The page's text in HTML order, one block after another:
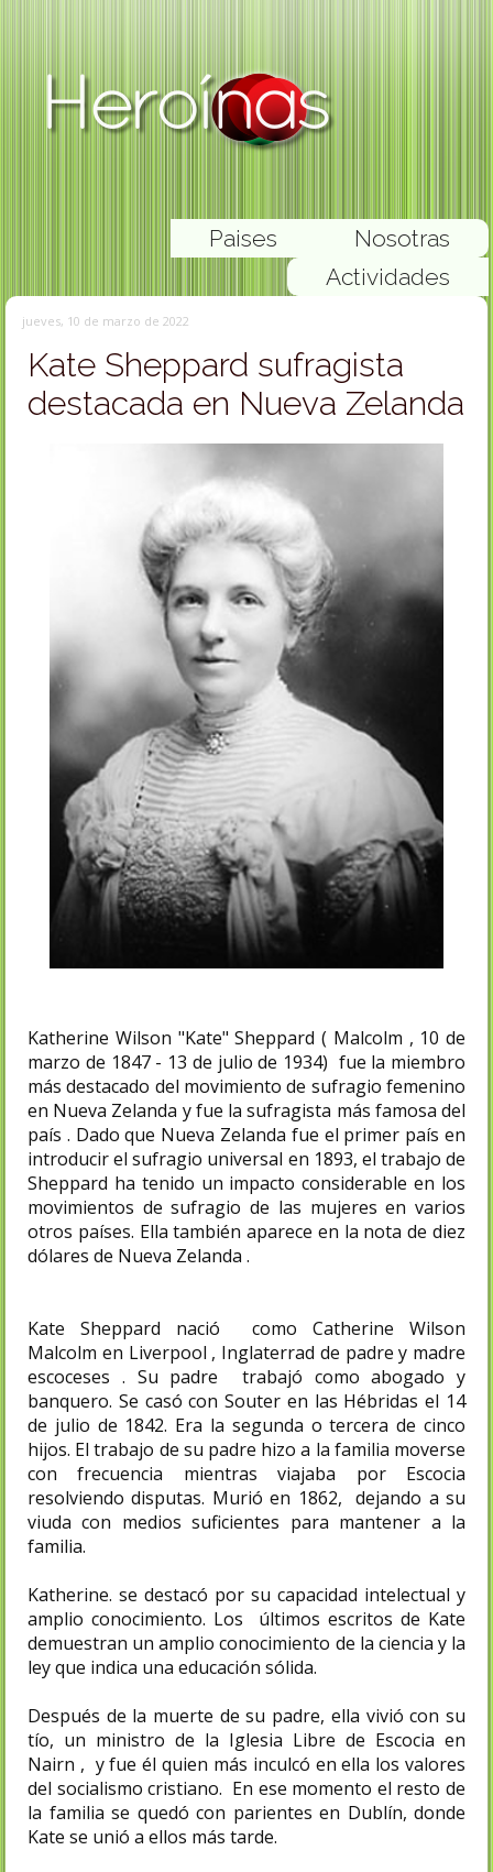
Nosotras
Paises
Actividades
jueves, 10 de marzo de 2022
Kate Sheppard sufragista
destacada en Nueva Zelanda
Katherine Wilson "Kate" Sheppard ( Malcolm , 10 de
marzo de 1847 - 13 de julio de 1934) fue la miembro
más destacado del movimiento de sufragio femenino
en Nueva Zelanda y fue la sufragista más famosa del
país . Dado que Nueva Zelanda fue el primer país en
introducir el sufragio universal en 1893, el trabajo de
Sheppard ha tenido un impacto considerable en los
movimientos de sufragio de las mujeres en varios
otros países. Ella también aparece en la nota de diez
dólares de Nueva Zelanda .
Kate Sheppard nació como Catherine Wilson
Malcolm en Liverpool , Inglaterrad de padre y madre
escoceses . Su padre trabajó como abogado y
banquero. Se casó con Souter en las Hébridas el 14
de julio de 1842. Era la segunda o tercera de cinco
hijos. El trabajo de su padre hizo a la familia moverse
con frecuencia mientras viajaba por Escocia
resolviendo disputas. Murió en 1862, dejando a su
viuda con medios suficientes para mantener a la
familia.
Katherine. se destacó por su capacidad intelectual y
amplio conocimiento. Los últimos escritos de Kate
demuestran un amplio conocimiento de la ciencia y la
ley que indica una educación sólida.
Después de la muerte de su padre, ella vivió con su
tío, un ministro de la Iglesia Libre de Escocia en
Nairn , y fue él quien más inculcó en ella los valores
del socialismo cristiano. En ese momento el resto de
la familia se quedó con parientes en Dublín, donde
Kate se unió a ellos más tarde.